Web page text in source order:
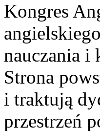
Kongres
nauczania i
Strona
i traktują
przestrzeń